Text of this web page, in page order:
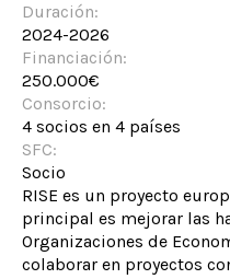
Duración:
2024-2026
Financiación:
250.000€
Consorcio:
4 socios en 4 países
SFC:
Socio
RISE es un proyecto
principal es mejorar las
Organizaciones de
colaborar en proyectos